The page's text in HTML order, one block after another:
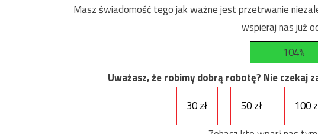
Masz świadomość tego jak ważne jest przetrwanie
wspieraj nas już
104%
Uważasz, że robimy dobrą robotę? Nie czekaj
30 zł
50 zł 100